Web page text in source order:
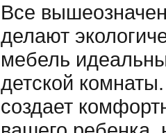
Все
делают
мебель
детской
создает